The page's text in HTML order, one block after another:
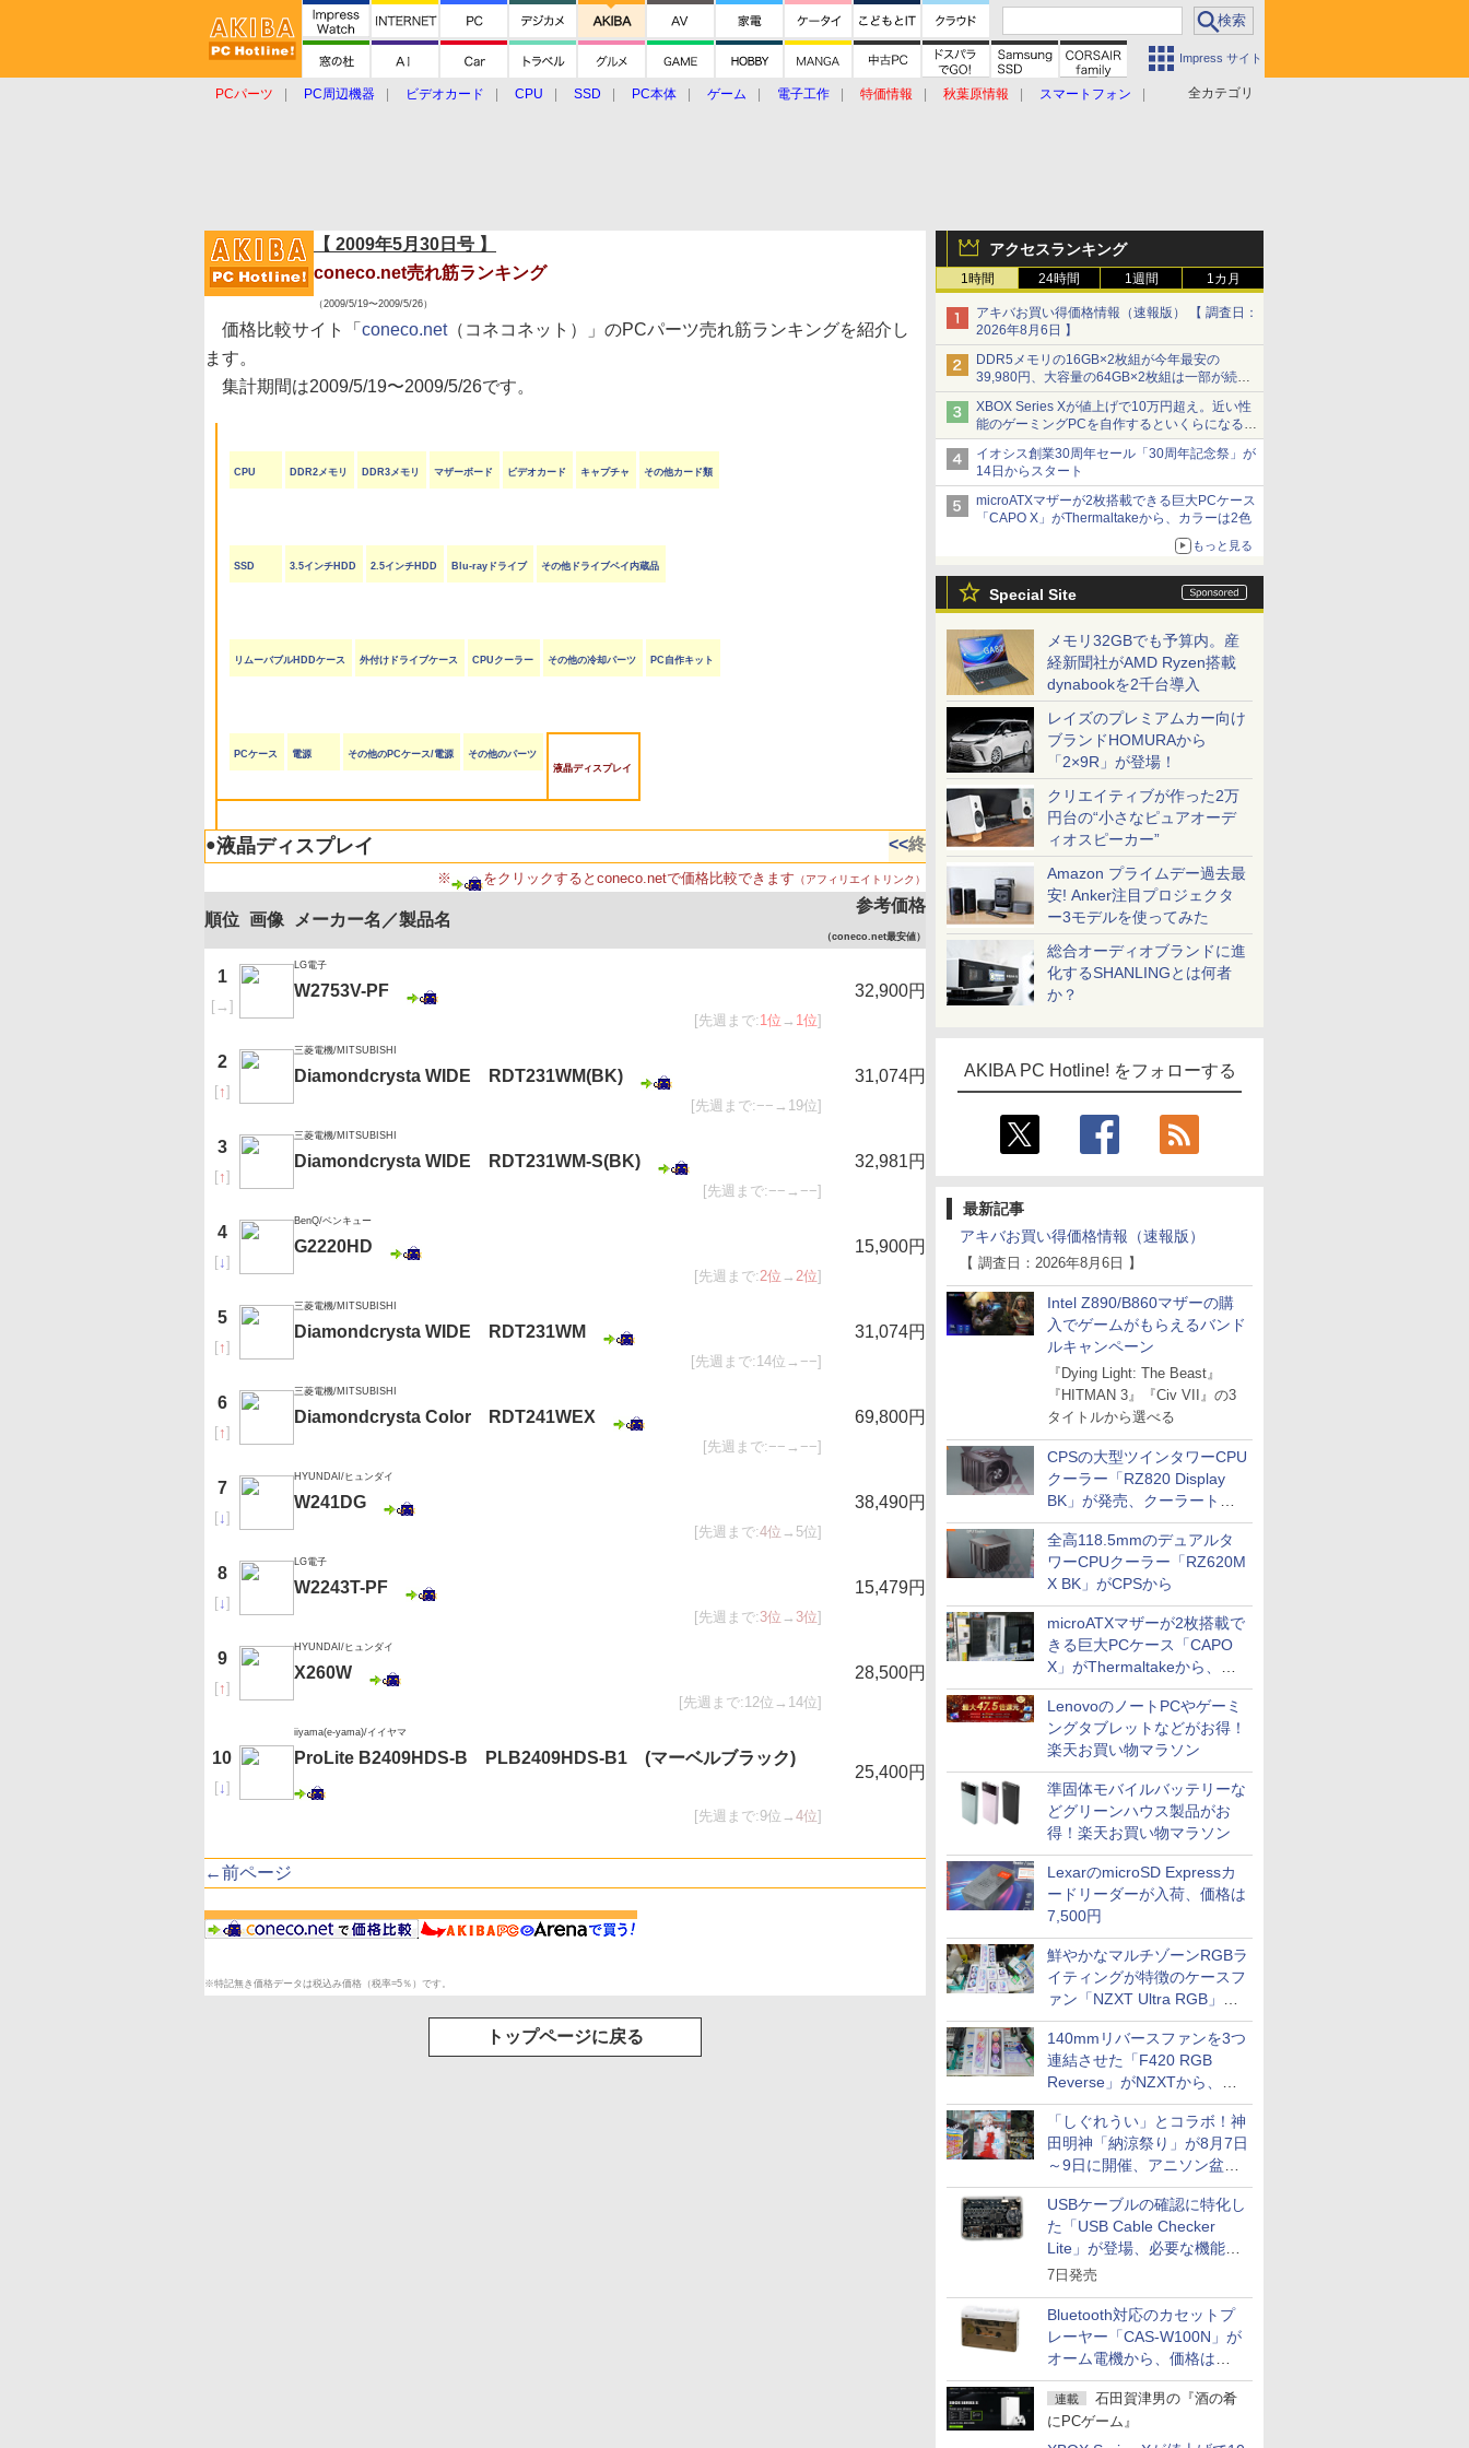
Impress サイト
全カテゴリ
PCパーツ PC周辺機器 ビデオカード CPU SSD PC本体 ゲーム 電子工作 特価情報 秋葉原情報
スマートフォン
アクセスランキング
1時間 24時間 1週間 1カ月
アキバお買い得価格情報（速報版） 【 調査日：
2026年8月6日 】
DDR5メモリの16GB×2枚組が今年最安の
39,980円、大容量の64GB×2枚組は一部が続騰
[8月前半のメモリ価格]
XBOX Series Xが値上げで10万円超え。近い性
能のゲーミングPCを自作するといくらになる？
【石田賀津男の『酒の肴にPCゲーム』】
イオシス創業30周年セール「30周年記念祭」が
14日からスタート
microATXマザーが2枚搭載できる巨大PCケース
「CAPO X」がThermaltakeから、カラーは2色
もっと見る
Special Site
メモリ32GBでも予算内。産
経新聞社がAMD Ryzen搭載
dynabookを2千台導入
レイズのプレミアムカー向け
ブランドHOMURAから
「2×9R」が登場！
クリエイティブが作った2万
円台の“小さなピュアオーデ
ィオスピーカー”
Amazon プライムデー過去最
安! Anker注目プロジェクタ
ー3モデルを使ってみた
総合オーディオブランドに進
化するSHANLINGとは何者
か？
AKIBA PC Hotline! をフォローする
最新記事
アキバお買い得価格情報（速報版）
【 調査日：2026年8月6日 】
Intel Z890/B860マザーの購
入でゲームがもらえるバンド
ルキャンペーン
『Dying Light: The Beast』
『HITMAN 3』『Civ VII』の3
タイトルから選べる
CPSの大型ツインタワーCPU
クーラー「RZ820 Display
BK」が発売、クーラートッ
プに5インチ液晶搭載
全高118.5mmのデュアルタ
ワーCPUクーラー「RZ620M
X BK」がCPSから
microATXマザーが2枚搭載で
きる巨大PCケース「CAPO
X」がThermaltakeから、カ
ラーは2色
LenovoのノートPCやゲーミ
ングタブレットなどがお得！
楽天お買い物マラソン
準固体モバイルバッテリーな
どグリーンハウス製品がお
得！楽天お買い物マラソン
LexarのmicroSD Expressカ
ードリーダーが入荷、価格は
7,500円
鮮やかなマルチゾーンRGBラ
イティングが特徴のケースフ
ァン「NZXT Ultra RGB」が
発売、計8製品
140mmリバースファンを3つ
連結させた「F420 RGB
Reverse」がNZXTから、単
一フレーム採用
「しぐれうい」とコラボ！神
田明神「納涼祭り」が8月7日
～9日に開催、アニソン盆踊
りや屋台グルメなどもあり
USBケーブルの確認に特化し
た「USB Cable Checker
Lite」が登場、必要な機能を
凝縮しコンパクトに
7日発売
Bluetooth対応のカセットプ
レーヤー「CAS-W100N」が
オーム電機から、価格は
5,940円
連載
石田賀津男の『酒の肴
にPCゲーム』
【 2009年5月30日号 】
coneco.net売れ筋ランキング
（2009/5/19〜2009/5/26）
価格比較サイト「 coneco.net（コネコネット）」のPCパーツ売れ筋ランキングを紹介し
ます。
集計期間は2009/5/19〜2009/5/26です。
CPU DDR2メモリ DDR3メモリ マザーボード ビデオカード キャプチャ その他カード類
SSD 3.5インチHDD 2.5インチHDD Blu-rayドライブ その他ドライブベイ内蔵品
リムーバブルHDDケース 外付けドライブケース CPUクーラー その他の冷却パーツ PC自作キット
PCケース 電源 その他のPCケース/電源
その他のパーツ
液晶ディスプレイ
●液晶ディスプレイ <<終
※ をクリックするとconeco.netで価格比較できます （アフィリエイトリンク）
順位 画像 メーカー名／製品名
参考価格
（coneco.net最安値）
1
[→ ]
LG電子
W2753V-PF
[先週まで:1位 → 1位]
32,900円
2
[↑]
三菱電機/MITSUBISHI
Diamondcrysta WIDE RDT231WM(BK)
[先週まで:−−→19位]
31,074円
3
[↑]
三菱電機/MITSUBISHI
Diamondcrysta WIDE RDT231WM-S(BK)
[先週まで:−−→−−]
32,981円
4
[↓]
BenQ/ベンキュー
G2220HD
[先週まで:2位 → 2位]
15,900円
5
[↑]
三菱電機/MITSUBISHI
Diamondcrysta WIDE RDT231WM
[先週まで:14位→−−]
31,074円
6
[↑]
三菱電機/MITSUBISHI
Diamondcrysta Color RDT241WEX
[先週まで:−−→−−]
69,800円
7
[↓]
HYUNDAI/ヒュンダイ
W241DG
[先週まで:4位 →5位]
38,490円
8
[↓]
LG電子
W2243T-PF
[先週まで:3位 → 3位]
15,479円
9
[↑]
HYUNDAI/ヒュンダイ
X260W
[先週まで:12位→14位]
28,500円
10
[↓]
iiyama(e-yama)/イイヤマ
ProLite B2409HDS-B PLB2409HDS-B1 (マーベルブラック)
[先週まで:9位→ 4位]
25,400円
←前ページ
※特記無き価格データは税込み価格（税率=5％）です。
トップページに戻る